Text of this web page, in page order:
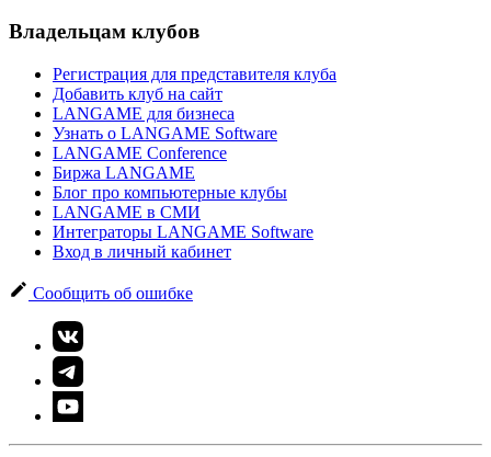
Владельцам клубов
Регистрация для представителя клуба
Добавить клуб на сайт
LANGAME для бизнеса
Узнать о LANGAME Software
LANGAME Conference
Биржа LANGAME
Блог про компьютерные клубы
LANGAME в СМИ
Интеграторы LANGAME Software
Вход в личный кабинет
Сообщить об ошибке